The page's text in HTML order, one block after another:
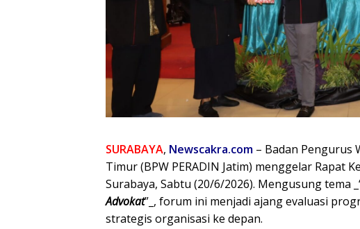
SURABAYA, Newscakra.com – Badan Pengurus
Timur (BPW PERADIN Jatim) menggelar Rapat
Surabaya, Sabtu (20/6/2026). Mengusung tema
Advokat”_, forum ini menjadi ajang evaluasi
strategis organisasi ke depan.